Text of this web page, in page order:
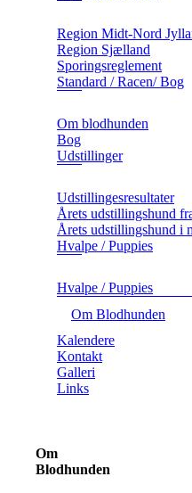
Region Midt-Nord
Region Sjælland
Sporingsreglement
Standard / Racen/ Bog
Om blodhunden
Bog
Udstillinger
Udstillingesresultater
Årets udstillingshund
Årets udstillingshund i
Hvalpe / Puppies
Hvalpe / Puppies
Om Blodhunden
Kalendere
Kontakt
Galleri
Links
Om
Blodhunden